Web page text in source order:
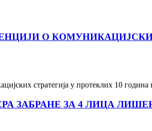
О
стратегија у протеклих 10 година
ЗАБРАНЕ ЗА 4 ЛИЦА